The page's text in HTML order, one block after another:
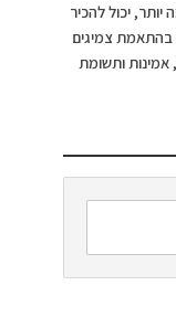
יכול להכיר
בהתאמת צמיגים
אמינות ותשומת